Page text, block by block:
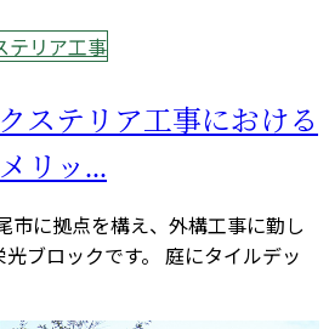
テリア工事
ステリア工事における
リッ...
市に拠点を構え、外構工事に勤し
ブロックです。 庭にタイルデッ